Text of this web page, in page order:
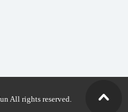
All rights reserved.